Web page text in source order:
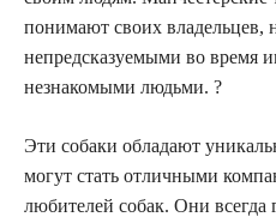
понимают своих владельцев,
непредсказуемыми во время
незнакомыми людьми. ?
Эти собаки обладают
могут стать отличными
любителей собак. Они всегда